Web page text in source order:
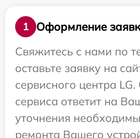
1
Оформление
Свяжитесь с нами по
оставьте заявку на
сервисного центра
сервиса ответит на
уточнения
ремонта Вашего